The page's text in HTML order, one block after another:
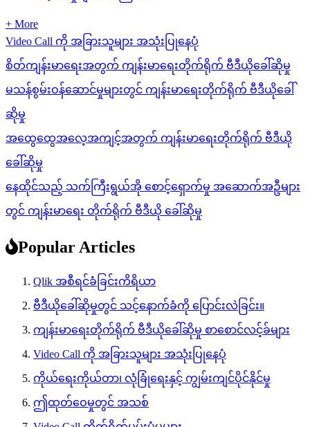
+ More
Video Call ကို အခြားသူများ အသုံးပြုနေပုံ
စိတ်ကျန်းမာရေးအတွက် ကျန်းမာရေးတိုက်ရိုက် ဗီဒီယိုခေါ်ဆိုမှု
မသန်စွမ်းဝန်ဆောင်မှုများတွင် ကျန်းမာရေးတိုက်ရိုက် ဗီဒီယိုခေါ်
ဆိုမှု
အထွေထွေအလေ့အကျင့်အတွက် ကျန်းမာရေးတိုက်ရိုက် ဗီဒီယို
ခေါ်ဆိုမှု
နေထိုင်သည့် သက်ကြီးရွယ်အို စောင့်ရှောက်မှု အဆောက်အဦများ
တွင် ကျန်းမာရေး တိုက်ရိုက် ဗီဒီယို ခေါ်ဆိုမှု
Popular Articles
Qlik အစီရင်ခံခြင်းကိရိယာ
ဗီဒီယိုခေါ်ဆိုမှုတွင် သင့်နောက်ခံကို ပြောင်းလဲခြင်း။
ကျန်းမာရေးတိုက်ရိုက် ဗီဒီယိုခေါ်ဆိုမှု စာစောင်လင့်ခ်များ
Video Call ကို အခြားသူများ အသုံးပြုနေပုံ
ကိုယ်ရေးကိုယ်တာ၊ လုံခြုံရေးနှင့် ကျွမ်းကျင်ပိုင်နိုင်မှု
ဤထုတ်ဝေမှုတွင် အသစ်